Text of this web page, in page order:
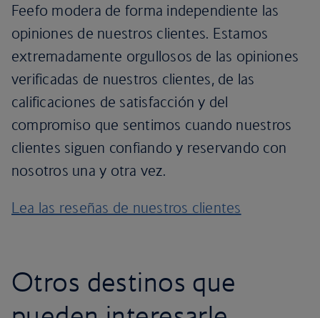
Feefo modera de forma independiente las
opiniones de nuestros clientes. Estamos
extremadamente orgullosos de las opiniones
verificadas de nuestros clientes, de las
calificaciones de satisfacción y del
compromiso que sentimos cuando nuestros
clientes siguen confiando y reservando con
nosotros una y otra vez.
Lea las reseñas de nuestros clientes
Otros destinos que